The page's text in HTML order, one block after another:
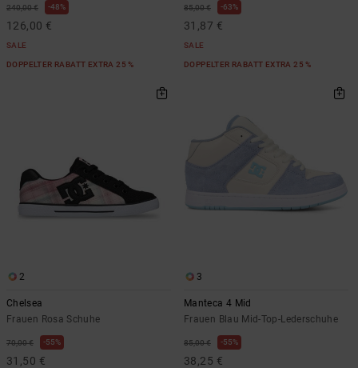
240,00 € 48%
126,00 €
SALE
DOPPELTER RABATT EXTRA 25 %
85,00 € 63%
31,87 €
SALE
DOPPELTER RABATT EXTRA 25 %
2
Chelsea
Frauen Rosa Schuhe
70,00 € 55%
31,50 €
3
Manteca 4 Mid
Frauen Blau Mid-Top-Lederschuhe
85,00 € 55%
38,25 €